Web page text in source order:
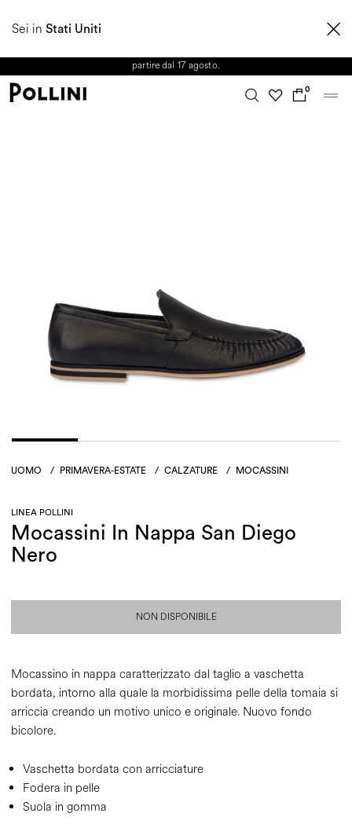
Sei in Stati Uniti
AUTUNNO/INVERNO 2026. Dall'8 al 16 agosto il Servizio Clienti non sarà
partire dal 17 agosto.
0
UOMO / PRIMAVERA-ESTATE / CALZATURE / MOCASSINI
LINEA POLLINI
Mocassini In Nappa San Diego
Nero
NON DISPONIBILE
Mocassino in nappa caratterizzato dal taglio a vaschetta
bordata, intorno alla quale la morbidissima pelle della tomaia si
arriccia creando un motivo unico e originale. Nuovo fondo
bicolore.
Vaschetta bordata con arricciature
Fodera in pelle
Suola in gomma